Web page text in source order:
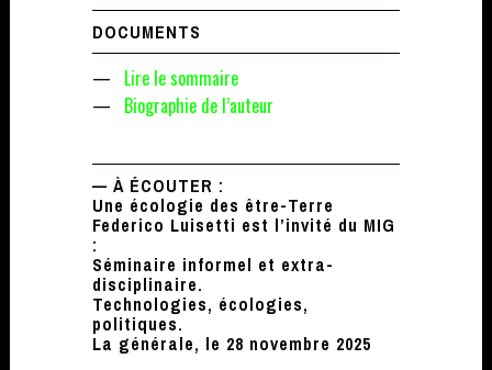
DOCUMENTS
— Lire le sommaire
— Biographie de l’auteur
— À ÉCOUTER :
Une écologie des être-Terre
Federico Luisetti est l’invité du MIG
:
Séminaire informel et extra-
disciplinaire.
Technologies, écologies,
politiques.
La générale, le 28 novembre 2025